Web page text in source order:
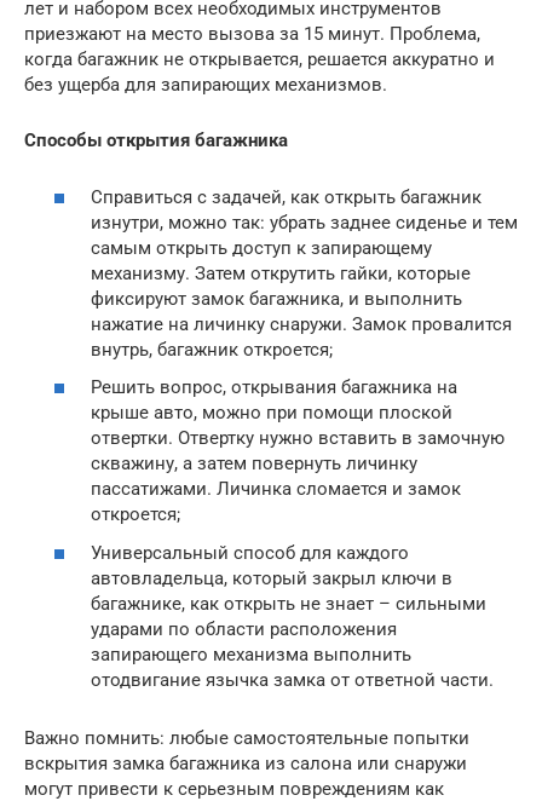
лет и набором всех необходимых инструментов
приезжают на место вызова за 15 минут. Проблема,
когда багажник не открывается, решается аккуратно и
без ущерба для запирающих механизмов.
Способы открытия багажника
Справиться с задачей, как открыть багажник
изнутри, можно так: убрать заднее сиденье и тем
самым открыть доступ к запирающему
механизму. Затем открутить гайки, которые
фиксируют замок багажника, и выполнить
нажатие на личинку снаружи. Замок провалится
внутрь, багажник откроется;
Решить вопрос, открывания багажника на
крыше авто, можно при помощи плоской
отвертки. Отвертку нужно вставить в замочную
скважину, а затем повернуть личинку
пассатижами. Личинка сломается и замок
откроется;
Универсальный способ для каждого
автовладельца, который закрыл ключи в
багажнике, как открыть не знает – сильными
ударами по области расположения
запирающего механизма выполнить
отодвигание язычка замка от ответной части.
Важно помнить: любые самостоятельные попытки
вскрытия замка багажника из салона или снаружи
могут привести к серьезным повреждениям как